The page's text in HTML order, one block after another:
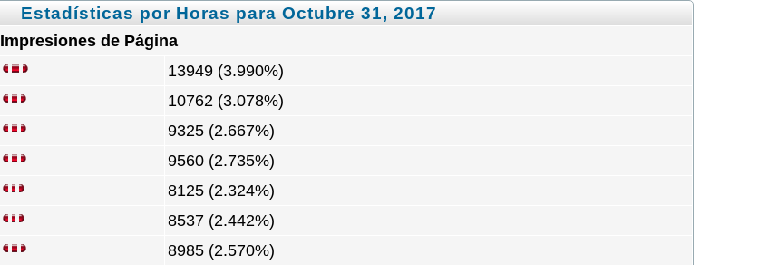
Estadísticas por Horas para Octubre 31, 2017
Impresiones de Página
13949 (3.990%)
10762 (3.078%)
9325 (2.667%)
9560 (2.735%)
8125 (2.324%)
8537 (2.442%)
8985 (2.570%)